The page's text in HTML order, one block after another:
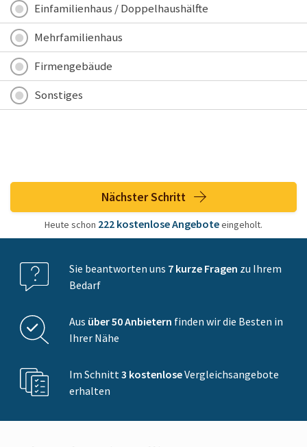
Einfamilienhaus / Doppelhaushälfte
Mehrfamilienhaus
Firmengebäude
Sonstiges
Nächster Schritt
Heute schon 222 kostenloseAngeboteeingeholt.
Sie beantworten uns 7 kurze Fragen zu Ihrem
Bedarf
Aus über 50 Anbietern finden wir die Besten in
Ihrer Nähe
Im Schnitt 3 kostenloseVergleichsangebote
erhalten